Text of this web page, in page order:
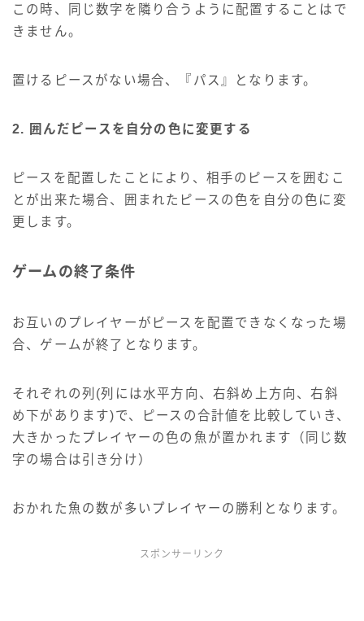
この時、同じ数字を隣り合うように配置することはで
きません。
置けるピースがない場合、『パス』となります。
2. 囲んだピースを自分の色に変更する
ピースを配置したことにより、相手のピースを囲むこ
とが出来た場合、囲まれたピースの色を自分の色に変
更します。
ゲームの終了条件
お互いのプレイヤーがピースを配置できなくなった場
合、ゲームが終了となります。
それぞれの列(列には水平方向、右斜め上方向、右斜
め下があります)で、ピースの合計値を比較していき、
大きかったプレイヤーの色の魚が置かれます（同じ数
字の場合は引き分け）
おかれた魚の数が多いプレイヤーの勝利となります。
スポンサーリンク